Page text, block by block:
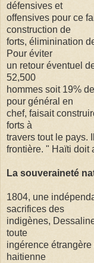
défensives et
offensives pour ce
construction de
forts, éliminination
Pour éviter
un retour éventuel
52,500
hommes soit 19%
pour général en
chef, faisait
forts à
travers tout le pays.
frontière. " Haïti doit
La souveraineté
1804, une
sacrifices des
indigènes,
toute
ingérence
haitienne